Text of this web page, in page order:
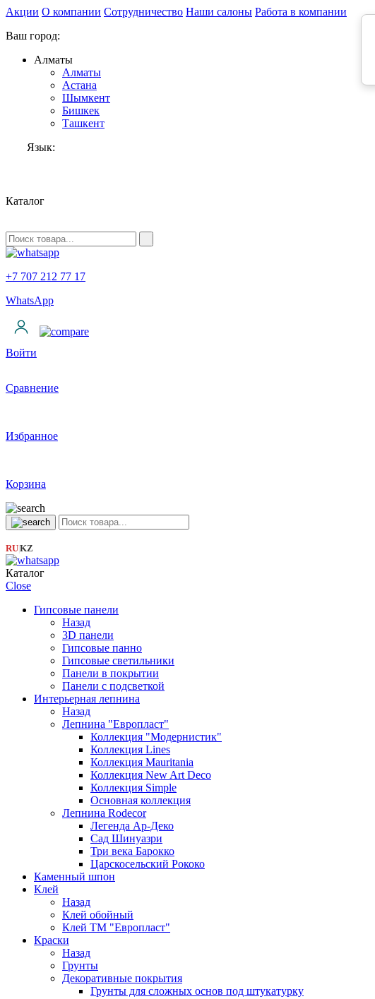
Акции О компании Сотрудничество Наши салоны Работа в компании
Ваш город:
Алматы
Алматы
Астана
Шымкент
Бишкек
Ташкент
Язык:
Каталог
+7 707 212 77 17
WhatsApp
Войти
Сравнение
Избранное
Корзина
RU|KZ
Каталог
Close
Гипсовые панели
Назад
3D панели
Гипсовые панно
Гипсовые светильники
Панели в покрытии
Панели с подсветкой
Интерьерная лепнина
Назад
Лепнина "Европласт"
Коллекция "Модернистик"
Коллекция Lines
Коллекция Mauritania
Коллекция New Art Deco
Коллекция Simple
Основная коллекция
Лепнина Rodecor
Легенда Ар-Деко
Сад Шинуазри
Три века Барокко
Царскосельский Рококо
Каменный шпон
Клей
Назад
Клей обойный
Клей ТМ "Европласт"
Краски
Назад
Грунты
Декоративные покрытия
Грунты для сложных основ под штукатурку